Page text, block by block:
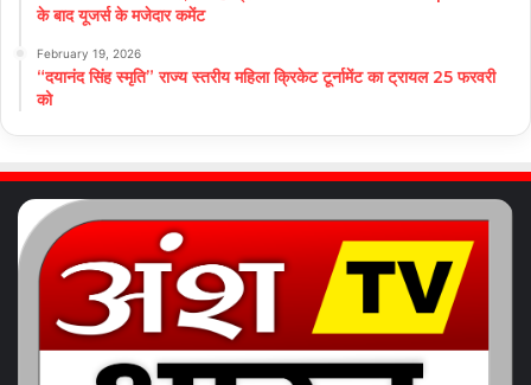
के बाद यूजर्स के मजेदार कमेंट
February 19, 2026
“दयानंद सिंह स्मृति” राज्य स्तरीय महिला क्रिकेट टूर्नामेंट का ट्रायल 25 फरवरी
को